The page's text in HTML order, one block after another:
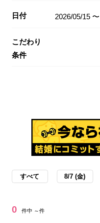
日付 2026/05/15
こだわり
条件
すべて 8/7 (金)
0 件中 ～件